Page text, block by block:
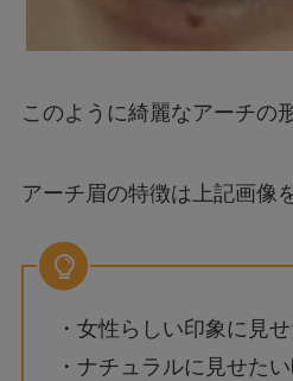
このように綺麗なアーチの
アーチ眉の特徴は上記画像
・女性らしい印象に見
・ナチュラルに見せた